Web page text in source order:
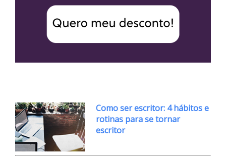
Como ser escritor: 4 hábitos e
rotinas para se tornar
escritor